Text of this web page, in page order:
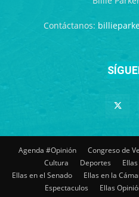
Contáctanos:
Agenda #Opinión Congreso de
Cultura
Deportes
Ellas en el Senado
Ellas en la
Espectaculos
Ellas